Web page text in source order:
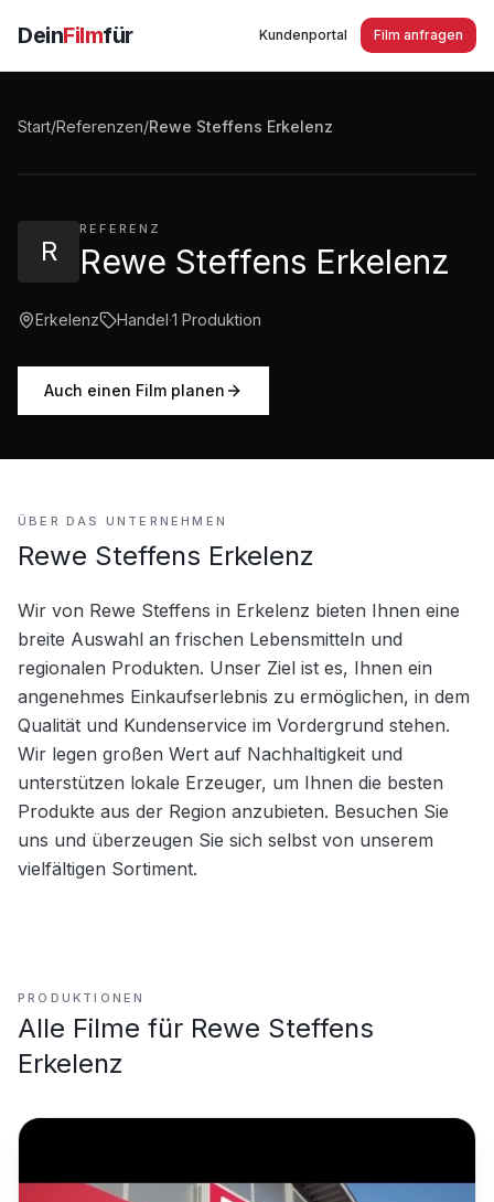
DeinFilmfür Kundenportal Film anfragen
Start/Referenzen/Rewe Steffens Erkelenz
R
REFERENZ
Rewe Steffens Erkelenz
Erkelenz Handel·1 Produktion
Auch einen Film planen
Rewe Steffens Erkelenz - Dein Markt
ÜBER DAS UNTERNEHMEN
Rewe Steffens Erkelenz
Wir von Rewe Steffens in Erkelenz bieten Ihnen eine
breite Auswahl an frischen Lebensmitteln und
regionalen Produkten. Unser Ziel ist es, Ihnen ein
angenehmes Einkaufserlebnis zu ermöglichen, in dem
Qualität und Kundenservice im Vordergrund stehen.
Wir legen großen Wert auf Nachhaltigkeit und
unterstützen lokale Erzeuger, um Ihnen die besten
Produkte aus der Region anzubieten. Besuchen Sie
uns und überzeugen Sie sich selbst von unserem
vielfältigen Sortiment.
PRODUKTIONEN
Alle Filme für Rewe Steffens
Erkelenz